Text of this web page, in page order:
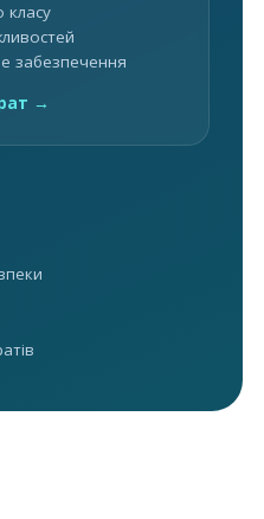
класу
забезпечення
→